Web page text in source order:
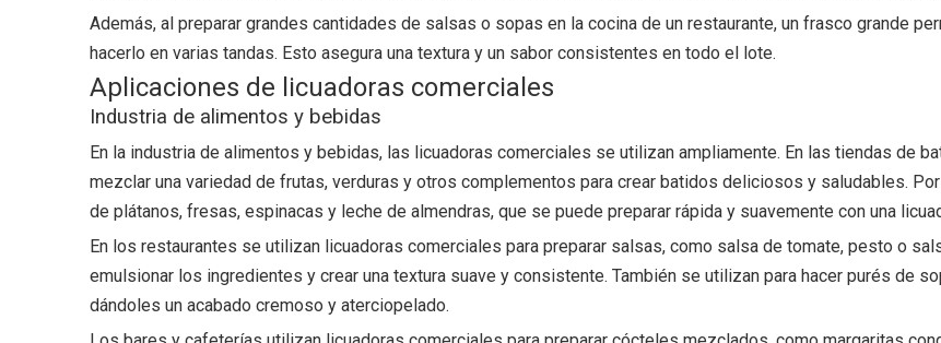
Además, al preparar grandes cantidades de salsas o sopas en la cocina de un restaurante, un frasco grande
hacerlo en varias tandas. Esto asegura una textura y un sabor consistentes en todo el lote.
Aplicaciones de licuadoras comerciales
Industria de alimentos y bebidas
En la industria de alimentos y bebidas, las licuadoras comerciales se utilizan ampliamente. En las tiendas de
mezclar una variedad de frutas, verduras y otros complementos para crear batidos deliciosos y saludables.
de plátanos, fresas, espinacas y leche de almendras, que se puede preparar rápida y suavemente con una
En los restaurantes se utilizan licuadoras comerciales para preparar salsas, como salsa de tomate, pesto o
emulsionar los ingredientes y crear una textura suave y consistente. También se utilizan para hacer purés de
dándoles un acabado cremoso y aterciopelado.